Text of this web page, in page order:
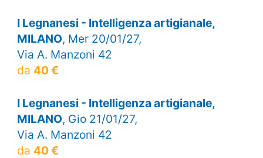
I Legnanesi - Intelligenza artigianale,
MILANO, Mer 20/01/27,
Via A. Manzoni 42
da 40 €
I Legnanesi - Intelligenza artigianale,
MILANO, Gio 21/01/27,
Via A. Manzoni 42
da 40 €